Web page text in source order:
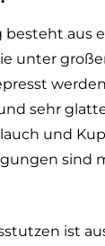
besteht aus
unter
sehr
und
sind
ist